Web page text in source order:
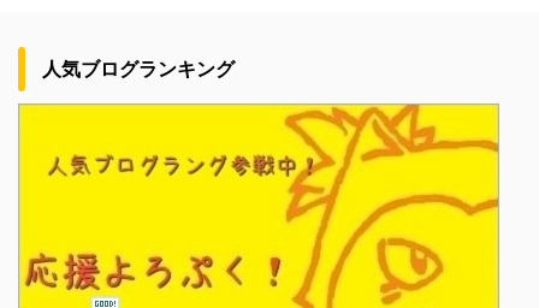
人気ブログランキング